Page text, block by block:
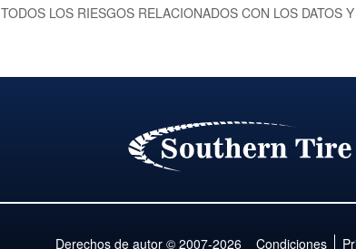
TODOS LOS RIESGOS RELACIONADOS CON LOS DATOS
Derechos de autor © 2007-2026 Condiciones